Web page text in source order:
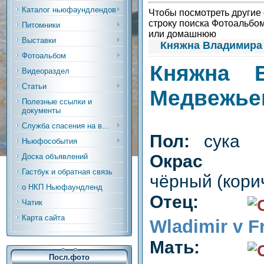
Каталог ньюфаундлендов
Питомники
Выставки
Фотоальбом
Видеораздел
Статьи
Полезные ссылки и
документы
Служба спасения на в...
Ньюфособытия
Доска объявлений
Гастбук и обратная связь
о НКП Ньюфаундленд
Чатик
Карта сайта
Посл.фото
Чтобы посмотреть
строку поиска
или домашнюю
Княжна
Княжна
Пол: сука
Окрас
чёрный
Отец:
Wladimir v
Мать: